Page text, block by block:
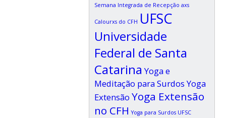
Semana Integrada de Recepção axs
Calourxs do CFH UFSC
Universidade
Federal de Santa
Catarina Yoga e
Meditação para Surdos Yoga
Extensão Yoga Extensão
no CFH Yoga para Surdos UFSC